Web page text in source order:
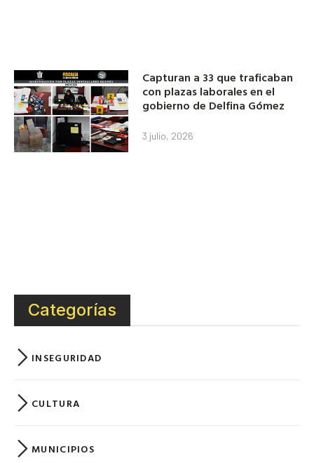
Capturan a 33 que traficaban
con plazas laborales en el
gobierno de Delfina Gómez
3 julio, 2026
Categorías
INSEGURIDAD
CULTURA
MUNICIPIOS